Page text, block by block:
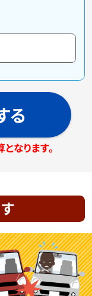
る
なります。